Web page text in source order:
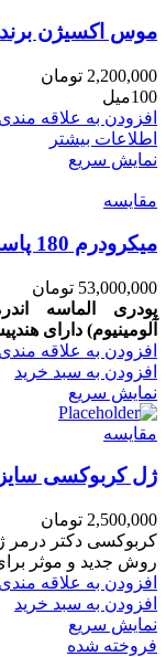
موس اکسیژن برند apis
2,200,000 تومان
100میل
افزودن به علاقه مندی
اطلاعات بیشتر
نمایش سریع
مقايسه
میکرودرم 180 پاسکال پویان تجهیز
53,000,000 تومان
پودری الماسه
آلومینیوم) دارای
افزودن به علاقه مندی
افزودن به سبد خرید
نمایش سریع
مقايسه
ژل کربوکسی
2,500,000 تومان
کربوکسی دکتر درمر
روش جدید و موثر
افزودن به علاقه مندی
افزودن به سبد خرید
نمایش سریع
فروخته شده